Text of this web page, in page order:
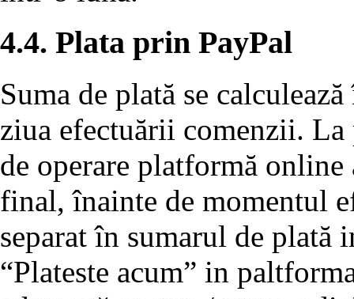
4.4. Plata prin PayPal
Suma de plată se
ziua efectuării comenzii. La
de operare platformă
final, înainte de momentul
separat în sumarul de plată
“Plateste acum” in